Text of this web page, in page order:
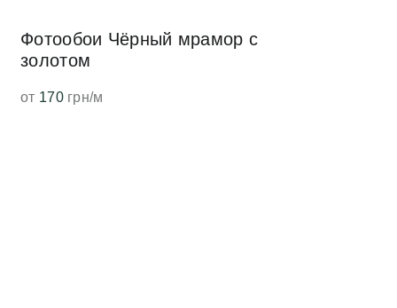
Фотообои Чёрный мрамор с
золотом
от 170грн/м